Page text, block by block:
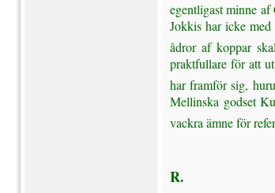
egentligast minne
Jokkis har icke med
ådror af koppar
praktfullare för att
har framför sig,
Mellinska godset
vackra ämne för
R.